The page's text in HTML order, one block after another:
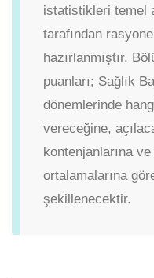
istatistikleri temel
tarafından
hazırlanmıştır.
puanları; Sağlık
dönemlerinde
vereceğine,
kontenjanlarına ve
ortalamalarına
şekillenecektir.